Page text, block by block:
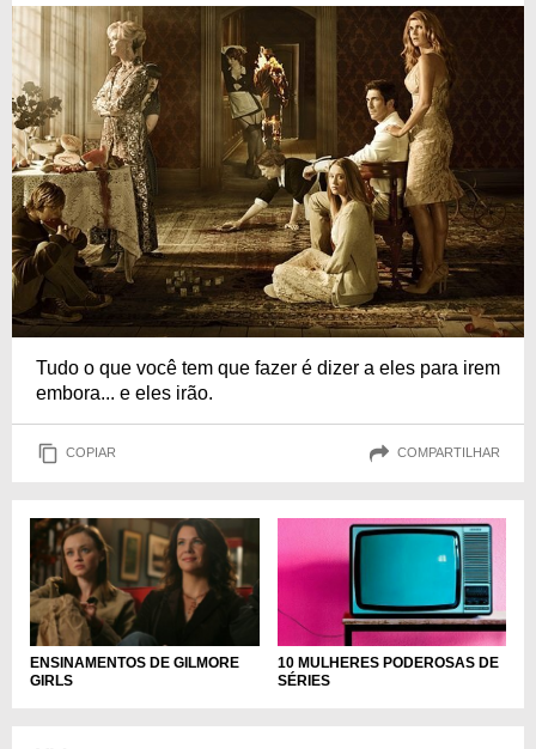
Tudo o que você tem que fazer é dizer a eles para irem
embora... e eles irão.
COPIAR COMPARTILHAR
ENSINAMENTOS DE GILMORE
GIRLS
10 MULHERES PODEROSAS DE
SÉRIES